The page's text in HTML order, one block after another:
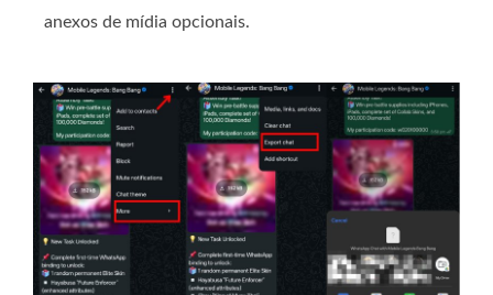
anexos de mídia opcionais.